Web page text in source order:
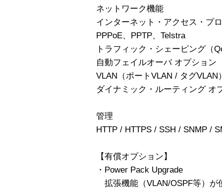
ネットワーク機能
インターネット・アクセス・プ
PPPoE、PPTP、Telstra
トラフィック・シェーピング（
自動フェイルオーバ オプション
VLAN（ポートVLAN / タグVLAN
ダイナミック・ルーティング オ
管理
HTTP / HTTPS / SSH / SNMP /
【有償オプション】
・Power Pack Upgrade
拡張機能（VLAN/OSPF等）が